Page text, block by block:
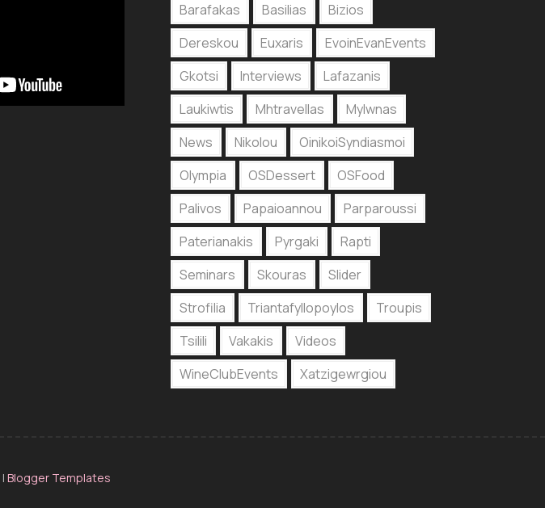
Barafakas Basilias
Bizios
Dereskou
Euxaris
EvoinEvanEvents
Gkotsi
Interviews
Lafazanis
Laukiwtis
Mhtravellas
Mylwnas
News
Nikolou
OinikoiSyndiasmoi
Olympia
OSDessert
OSFood
Palivos
Papaioannou
Parparoussi
Paterianakis
Pyrgaki
Rapti
Seminars
Skouras
Slider
Strofilia
Triantafyllopoylos
Troupis
Tsilili
Vakakis
Videos
WineClubEvents
Xatzigewrgiou
| Blogger Templates